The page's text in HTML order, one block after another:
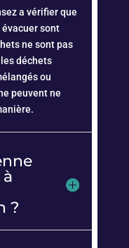
a vérifier que
évacuer sont
ne sont pas
déchets
ou
peuvent ne
?